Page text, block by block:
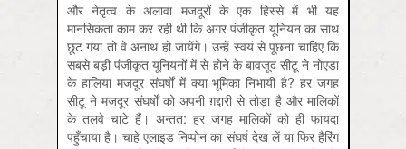
और नेतृत्व के अलावा मजदूरों के एक हिस्से में भी यह
मानसिकता काम कर रही थी कि अगर पंजीकृत यूनियन का साथ
छूट गया तो वे अनाथ हो जायेंगे। उन्हें स्वयं से पूछना चाहिए कि
सबसे बड़ी पंजीकृत यूनियनों में से होने के बावजूद सीटू ने नोएडा
के हालिया मजदूर संघर्षों में क्या भूमिका निभायी है? हर जगह
सीटू ने मजदूर संघर्षों को अपनी ग़द्दारी से तोड़ा है और मालिकों
के तलवे चाटे हैं। अन्तत: हर जगह मालिकों को ही फायदा
पहुँचाया है। चाहे एलाइड निप्पोन का संघर्ष देख लें या फिर हैरिंग